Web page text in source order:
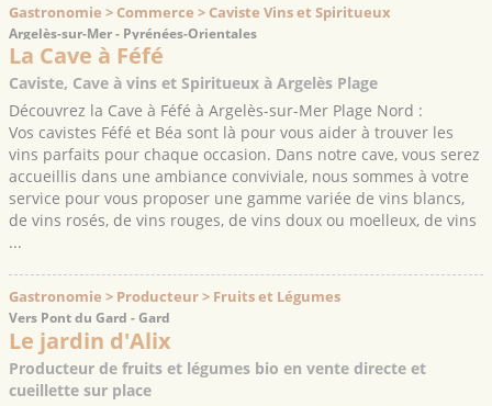
Gastronomie > Commerce > Caviste Vins et Spiritueux
Argelès-sur-Mer - Pyrénées-Orientales
La Cave à Féfé
Caviste, Cave à vins et Spiritueux à Argelès Plage
Découvrez la Cave à Féfé à Argelès-sur-Mer Plage Nord :
Vos cavistes Féfé et Béa sont là pour vous aider à trouver les
vins parfaits pour chaque occasion. Dans notre cave, vous serez
accueillis dans une ambiance conviviale, nous sommes à votre
service pour vous proposer une gamme variée de vins blancs,
de vins rosés, de vins rouges, de vins doux ou moelleux, de vins
...
Gastronomie > Producteur > Fruits et Légumes
Vers Pont du Gard - Gard
Le jardin d'Alix
Producteur de fruits et légumes bio en vente directe et
cueillette sur place